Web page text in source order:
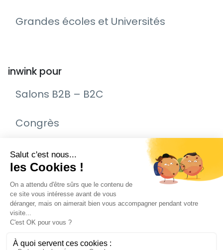
Grandes écoles et Universités
inwink pour
Salons B2B – B2C
Congrès
Remise de prix – Awards
Journée Portes Ouvertes (JPO)